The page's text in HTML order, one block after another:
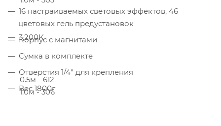
16 настраиваемых световых эффектов, 46
цветовых гель предустановок
Корпус с магнитами
Сумка в комплекте
Отверстия 1/4" для крепления
Вес 1800г
3,200K
0.5м - 612
1.0м - 306